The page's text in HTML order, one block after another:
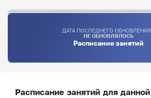
ДАТА ПОСЛЕДНЕГО
НЕ ОБНОВЛЯЛОСЬ
Расписание занятий
Расписание занятий для